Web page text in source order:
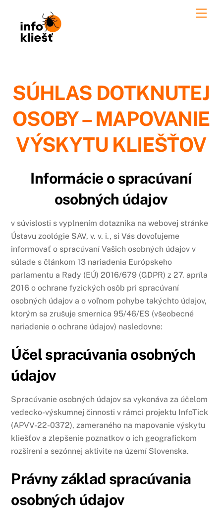
content
SÚHLAS DOTKNUTEJ
OSOBY– MAPOVANIE
VÝSKYTU KLIEŠŤOV
Informácie o spracúvaní
osobných údajov
v súvislosti s vyplnením dotazníka na webovej stránke
Ústavu zoológie SAV, v. v. i., si Vás dovoľujeme
informovať o spracúvaní Vašich osobných údajov v
súlade s článkom 13 nariadenia Európskeho
parlamentu a Rady (EÚ) 2016/679 (GDPR) z 27. apríla
2016 o ochrane fyzických osôb pri spracúvaní
osobných údajov a o voľnom pohybe takýchto údajov,
ktorým sa zrušuje smernica 95/46/ES (všeobecné
nariadenie o ochrane údajov) nasledovne:
Účel spracúvania osobných
údajov
Spracúvanie osobných údajov sa vykonáva za účelom
vedecko-výskumnej činnosti v rámci projektu InfoTick
(APVV-22-0372), zameraného na mapovanie výskytu
kliešťov a zlepšenie poznatkov o ich geografickom
rozšírení a sezónnej aktivite na území Slovenska.
Právny základ spracúvania
osobných údajov